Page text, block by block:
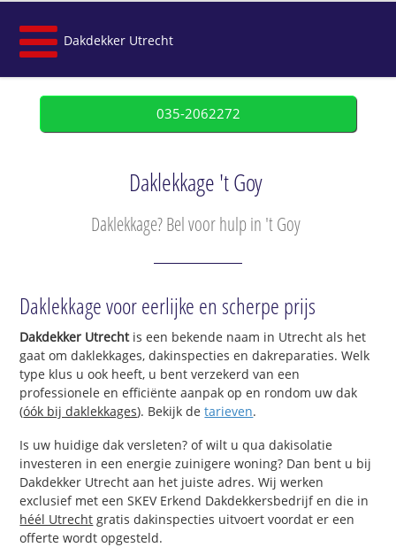
Dakdekker Utrecht
035-2062272
Daklekkage 't Goy
Daklekkage? Bel voor hulp in 't Goy
Daklekkage voor eerlijke en scherpe prijs
Dakdekker Utrechtis een bekende naam in Utrecht als het
gaat om daklekkages, dakinspecties en dakreparaties. Welk
type klus u ook heeft, u bent verzekerd van een
professionele en efficiënte aanpak op en rondom uw dak
(óók bij daklekkages). Bekijk detarieven.
Is uw huidige dak versleten? of wilt u qua dakisolatie
investeren in een energie zuinigere woning? Dan bent u bij
Dakdekker Utrecht aan het juiste adres. Wij werken
exclusief met een SKEV Erkend Dakdekkersbedrijf en die in
héél Utrecht gratis dakinspecties uitvoert voordat er een
offerte wordt opgesteld.